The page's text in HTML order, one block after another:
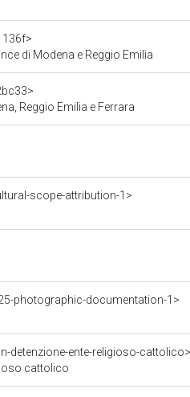
di Modena e Reggio Emilia
Reggio Emilia e Ferrara
scope-attribution-1>
photographic-documentation-1>
detenzione-ente-religioso-cattolico>
cattolico